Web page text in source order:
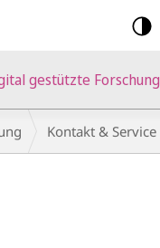
gestützte Forschung
Kontakt & Service